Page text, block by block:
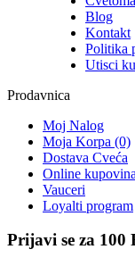
Blog
Kontakt
Politika
Utisci
Prodavnica
Moj Nalog
Moja Korpa (0)
Dostava Cveća
Online kupovina
Vauceri
Loyalti program
Prijavi se za 100